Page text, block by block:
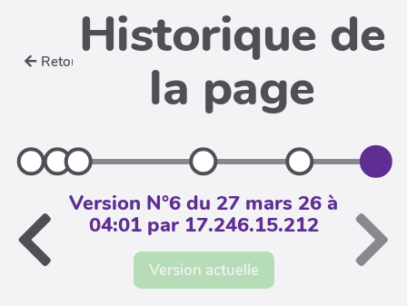
Retour Historique de
la page
Version N°6 du 27 mars 26 à
04:01 par 17.246.15.212
Version actuelle